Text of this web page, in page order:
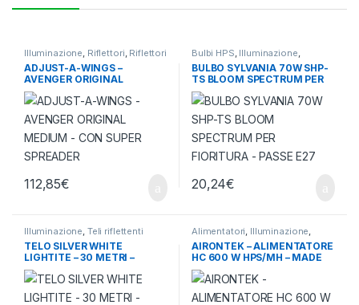
Illuminazione, Riflettori, Riflettori
e Light Rail
ADJUST-A-WINGS –
AVENGER ORIGINAL
MEDIUM – CON SUPER
SPREADER
112,85€
Bulbi HPS, Illuminazione,
Lampade Orticultura
BULBO SYLVANIA 70W SHP-
TS BLOOM SPECTRUM PER
FIORITURA – PASSE E27
20,24€
Illuminazione Teli riflettenti
TELO SILVER WHITE
LIGHTITE – 30 METRI –
H120CM – 125MU –
ARGENTATO EXTRA-
RESISTENTE
Alimentatori Illuminazione
AIRONTEK – ALIMENTATORE
HC 600 W HPS/MH – MADE
IN ITALY HARD CASE